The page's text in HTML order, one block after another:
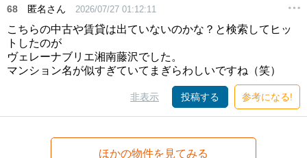
68 匿名さん 2026/07/27 01:12:11
こちらの中古や賃貸は出ていないのかな？と検索してヒッ
トしたのが
ヴェレーナブリエ湘南藤沢でした。
マンション名が似すぎていてまぎらわしいですね（笑）
非表示 投稿する 参考になる!
ほかの物件を見てみる